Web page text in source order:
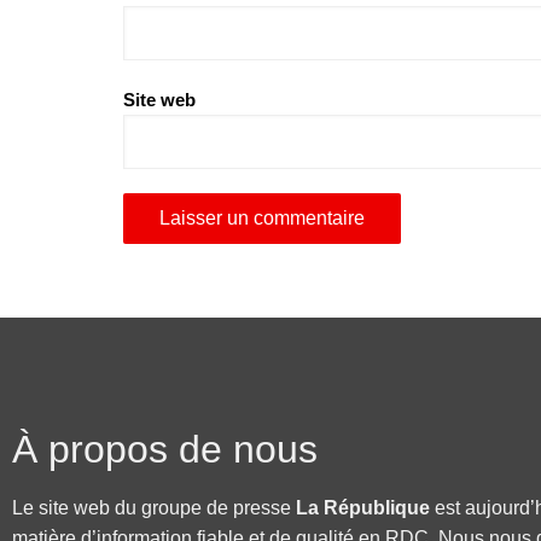
Site web
À propos de nous
Le site web du groupe de presse La République est